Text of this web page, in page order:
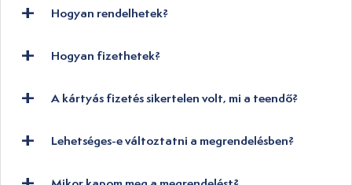
Hogyan rendelhetek?
Hogyan fizethetek?
A kártyás fizetés sikertelen volt, mi a teendő?
Lehetséges-e változtatni a megrendelésben?